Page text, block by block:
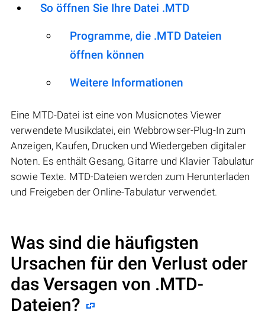
So öffnen Sie Ihre Datei .MTD
Programme, die .MTD Dateien
öffnen können
Weitere Informationen
Eine MTD-Datei ist eine von Musicnotes Viewer
verwendete Musikdatei, ein Webbrowser-Plug-In zum
Anzeigen, Kaufen, Drucken und Wiedergeben digitaler
Noten. Es enthält Gesang, Gitarre und Klavier Tabulatur
sowie Texte. MTD-Dateien werden zum Herunterladen
und Freigeben der Online-Tabulatur verwendet.
Was sind die häufigsten
Ursachen für den Verlust oder
das Versagen von .MTD-
Dateien?